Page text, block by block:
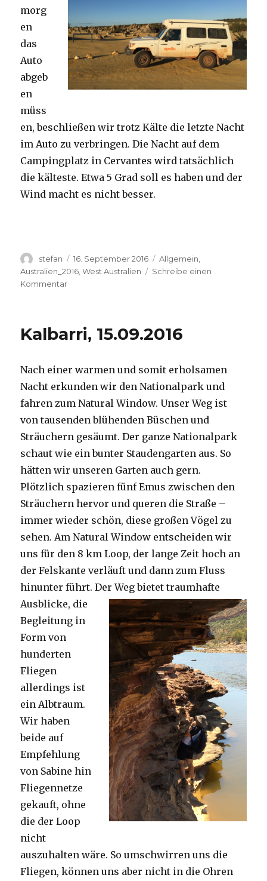
morg
en
das
Auto
abgeb
en
müss
en, beschließen wir trotz Kälte die letzte Nacht
im Auto zu verbringen. Die Nacht auf dem
Campingplatz in Cervantes wird tatsächlich
die kälteste. Etwa 5 Grad soll es haben und der
Wind macht es nicht besser.
Autor
stefan
Veröffentlicht
am
16. September 2016 Kategorien
Allgemein
Australien_2016 ,West Australien
Schreibe einen
Kommentarzu
Kalbarri, 15.09.2016
Nach einer warmen und somit erholsamen
Nacht erkunden wir den Nationalpark und
fahren zum Natural Window. Unser Weg ist
von tausenden blühenden Büschen und
Sträuchern gesäumt. Der ganze Nationalpark
schaut wie ein bunter Staudengarten aus. So
hätten wir unseren Garten auch gern.
Plötzlich spazieren fünf Emus zwischen den
Sträuchern hervor und queren die Straße –
immer wieder schön, diese großen Vögel zu
sehen. Am Natural Window entscheiden wir
uns für den 8 km Loop, der lange Zeit hoch an
der Felskante verläuft und dann zum Fluss
hinunter führt. Der Weg bietet traumhafte
Ausblicke, die
Begleitung in
Form von
hunderten
Fliegen
allerdings ist
ein Albtraum.
Wir haben
beide auf
Empfehlung
von Sabine hin
Fliegennetze
gekauft, ohne
die der Loop
nicht
auszuhalten wäre. So umschwirren uns die
Fliegen, können uns aber nicht in die Ohren